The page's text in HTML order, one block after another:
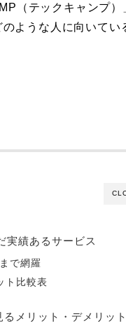
（テックキャンプ）
ような人に向いてい
実績あるサービス
で網羅
ト比較表
メリット・デメリット